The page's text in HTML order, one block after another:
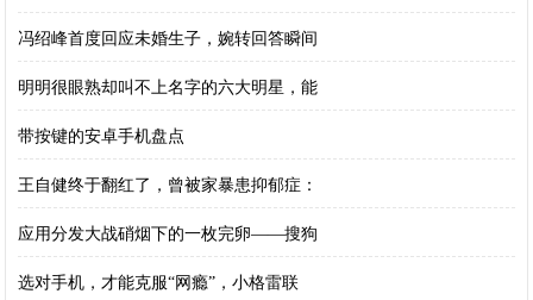
冯绍峰首度回应未婚生子，婉转回答瞬间
明明很眼熟却叫不上名字的六大明星，能
带按键的安卓手机盘点
王自健终于翻红了，曾被家暴患抑郁症：
应用分发大战硝烟下的一枚完卵——搜狗
选对手机，才能克服“网瘾”，小格雷联